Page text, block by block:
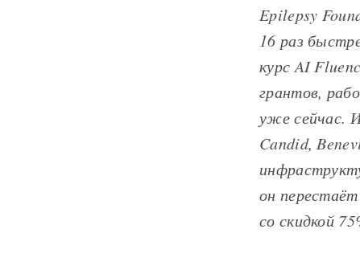
Epilepsy
16 раз
курс AI
грантов,
уже сейчас.
Candid,
он
со скидкой